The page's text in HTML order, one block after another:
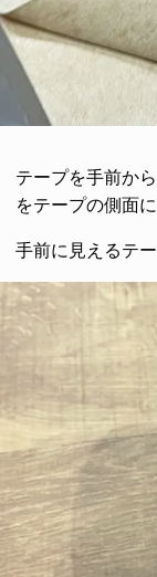
テープを手前か
をテープの側面に
手前に見えるテ